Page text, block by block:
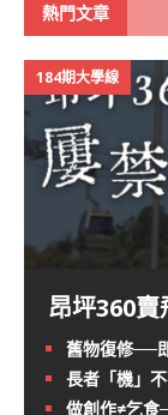
熱門文章
184期大學線
昂坪360
舊物復修──
長者「機」
做創作≠乞食